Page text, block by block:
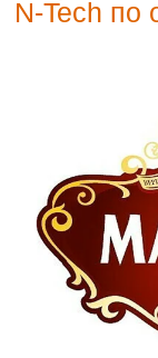
N-Tech по